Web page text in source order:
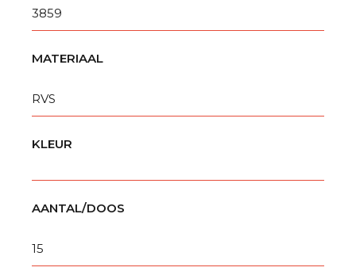
3859
MATERIAAL
RVS
KLEUR
AANTAL/DOOS
15